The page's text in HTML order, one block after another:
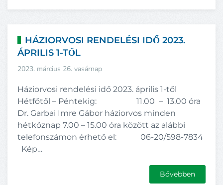
HÁZIORVOSI RENDELÉSI IDŐ 2023.
ÁPRILIS 1-TŐL
2023. március 26. vasárnap
Háziorvosi rendelési idő 2023. április 1-től
Hétfőtől – Péntekig: 11.00 – 13.00 óra
Dr. Garbai Imre Gábor háziorvos minden
hétköznap 7.00 – 15.00 óra között az alábbi
telefonszámon érhető el: 06-20/598-7834
Kép…
Bővebben